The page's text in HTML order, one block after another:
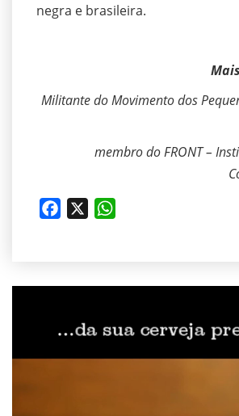
negra e brasileira.
Militante do Movimento dos
membro do FRONT –
Facebook